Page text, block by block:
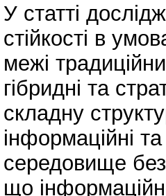
У статті
стійкості в
межі
гібридні та
складну
інформаційні
середовище
що